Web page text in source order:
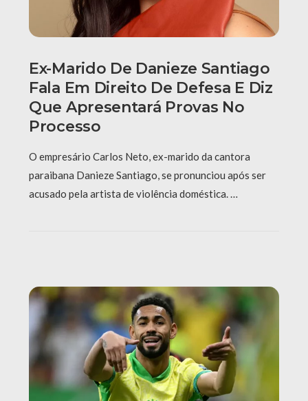
Ex-Marido De Danieze Santiago
Fala Em Direito De Defesa E Diz
Que Apresentará Provas No
Processo
O empresário Carlos Neto, ex-marido da cantora
paraibana Danieze Santiago, se pronunciou após ser
acusado pela artista de violência doméstica. …